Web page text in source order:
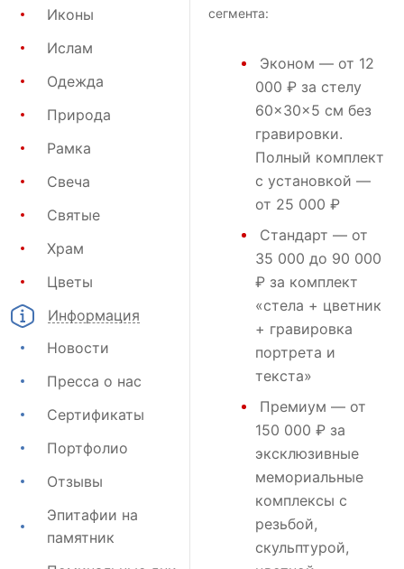
Иконы
Ислам
Одежда
Природа
Рамка
Свеча
Святые
Храм
Цветы
Информация
Новости
Пресса о нас
Сертификаты
Портфолио
Отзывы
Эпитафии на
памятник
сегмента:
Эконом — от 12
000 ₽ за стелу
60×30×5 см без
гравировки.
Полный комплект
с установкой —
от 25 000 ₽
Стандарт — от
35 000 до 90 000
₽ за комплект
«стела + цветник
+ гравировка
портрета и
текста»
Премиум — от
150 000 ₽ за
эксклюзивные
мемориальные
комплексы с
резьбой,
скульптурой,